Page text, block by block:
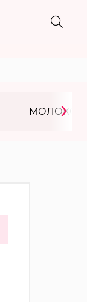
МОЛОКО
›